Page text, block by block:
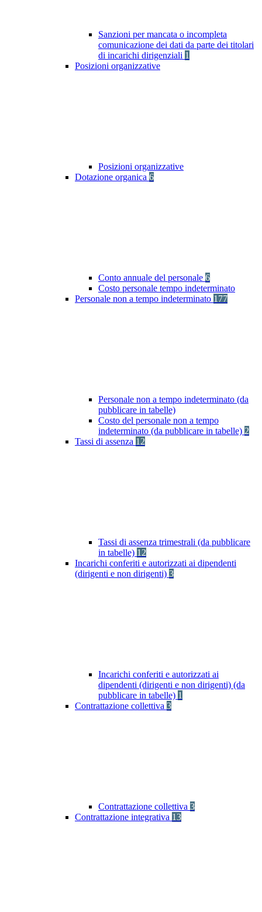
Sanzioni per mancata o incompleta
comunicazione dei dati da parte dei titolari
di incarichi dirigenziali 1
Posizioni organizzative
Posizioni organizzative
Dotazione organica 6
Conto annuale del personale 6
Costo personale tempo indeterminato
Personale non a tempo indeterminato 177
Personale non a tempo indeterminato (da
pubblicare in tabelle)
Costo del personale non a tempo
indeterminato (da pubblicare in tabelle) 2
Tassi di assenza 12
Tassi di assenza trimestrali (da pubblicare
in tabelle) 12
Incarichi conferiti e autorizzati ai dipendenti
(dirigenti e non dirigenti) 3
Incarichi conferiti e autorizzati ai
dipendenti (dirigenti e non dirigenti) (da
pubblicare in tabelle) 1
Contrattazione collettiva 3
Contrattazione collettiva 3
Contrattazione integrativa 13